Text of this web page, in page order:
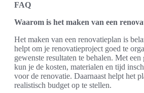
FAQ
Waarom is het maken van een
Het maken van een renovatieplan is
helpt om je renovatieproject goed te
gewenste resultaten te behalen. Met
kun je de kosten, materialen en tijd
voor de renovatie. Daarnaast helpt het
realistisch budget op te stellen.